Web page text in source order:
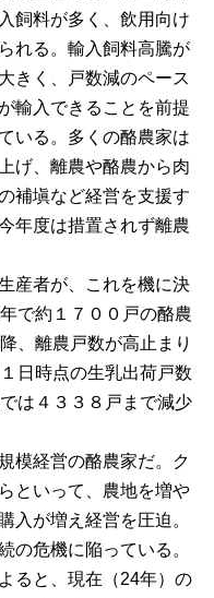
飼料が多く、飲用向け
れる。輸入飼料高騰が
きく、戸数減のペース
輸入できることを前提
いる。多くの酪農家は
げ、離農や酪農から肉
補塡など経営を支援す
年度は措置されず離農
産者が、これを機に決
で約１７００戸の酪農
、離農戸数が高止まり
日時点の生乳出荷戸数
は４３３８戸まで減少
模経営の酪農家だ。ク
といって、農地を増や
入が増え経営を圧迫。
の危機に陥っている。
ると、現在（24年）の